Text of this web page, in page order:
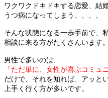
ワクワクドキドキする恋愛、結
うつ病になってしまう、、、、
そんな状態になる一歩手前で、
相談に来る方がたくさんいます。
男性で多いのは、
「ただ単に、女性が喜ぶコミュ
だけで、それを知れば、アッと
上手く行く方が多いです。